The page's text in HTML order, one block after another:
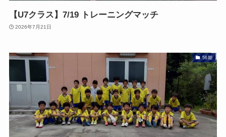
【U7クラス】7/19 トレーニングマッチ
2026年7月21日
56期